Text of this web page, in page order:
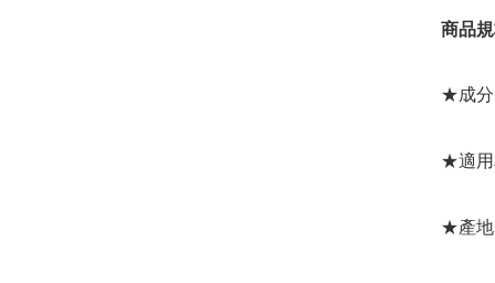
商品
★成分
★適用
★產地